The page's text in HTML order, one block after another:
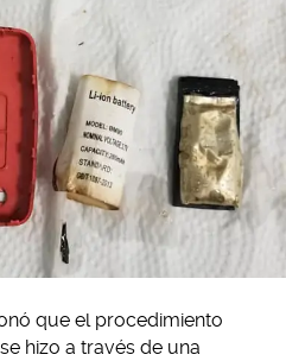
que el procedimiento
hizo a través de una